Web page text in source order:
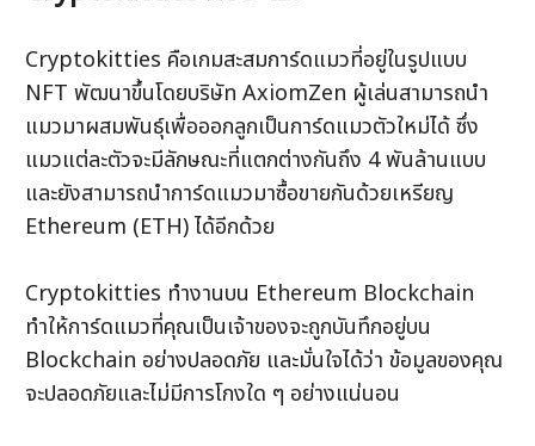
Cryptokitties คือเกมสะสมการ์ดแมวที่อยู่ในรูปแบบ
NFT พัฒนาขึ้นโดยบริษัท AxiomZen ผู้เล่นสามารถนำ
แมวมาผสมพันธ์ุเพื่อออกลูกเป็นการ์ดแมวตัวใหม่ได้ ซึ่ง
แมวแต่ละตัวจะมีลักษณะที่แตกต่างกันถึง 4 พันล้านแบบ ​​
และยังสามารถนำการ์ดแมวมาซื้อขายกันด้วยเหรียญ
Ethereum (ETH) ได้อีกด้วย
Cryptokitties ทำงานบน Ethereum Blockchain
ทำให้การ์ดแมวที่คุณเป็นเจ้าของจะถูกบันทึกอยู่บน
Blockchain อย่างปลอดภัย และมั่นใจได้ว่า ข้อมูลของคุณ
จะปลอดภัยและไม่มีการโกงใด ๆ อย่างแน่นอน